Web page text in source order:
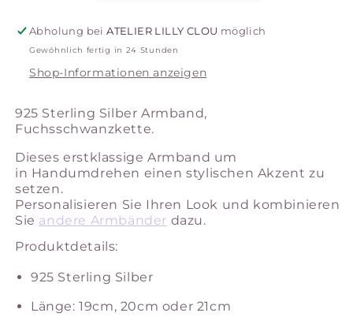
Abholung beiATELIER LILLY CLOU möglich
Gewöhnlich fertig in 24 Stunden
Shop-Informationen anzeigen
925 Sterling Silber Armband,
Fuchsschwanzkette.
Dieses erstklassige Armband um
in Handumdrehen einen stylischen Akzent zu
setzen.
Personalisieren Sie Ihren Look und kombinieren
Sie andere Armbänder dazu.
Produktdetails:
925 Sterling Silber
Länge: 19cm, 20cm oder 21cm